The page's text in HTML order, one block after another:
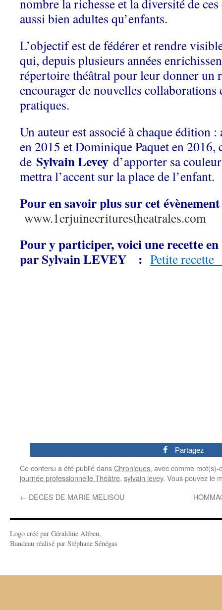
nombre la richesse et la diversité de
aussi bien adultes qu’enfants.
L’objectif est de fédérer et rendre
qui, depuis plusieurs années
répertoire théâtral pour leur donner un
encourager de nouvelles collaborations
pratiques.
Un auteur est associé à chaque édition
en 2015 et Dominique Paquet en 2016,
de Sylvain Levey d’apporter sa
mettra l’accent sur la place de l’enfant.
Pour en savoir plus sur cet
www.1erjuinecriturestheatrales.com
Pour y participer, voici une recette en
par Sylvain LEVEY : Petite
Partagez
Ce contenu a été publié dansChroniques, avec comme
journée professionnelle Théâtre, sylvain levey. Vous pouvez le
← DECES DE MARIE MELISOU
Logo créé par Géraldine Alibeu,
Bandeau réalisé par Stéphane Sénégas